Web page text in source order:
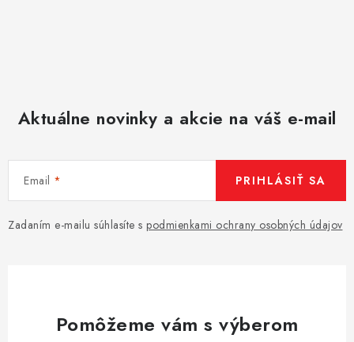
Aktuálne novinky a akcie na váš e-mail
Email
Zadaním e-mailu súhlasíte s podmienkami ochrany osobných údajov
PRIHLÁSIŤ SA
Pomôžeme vám s výberom